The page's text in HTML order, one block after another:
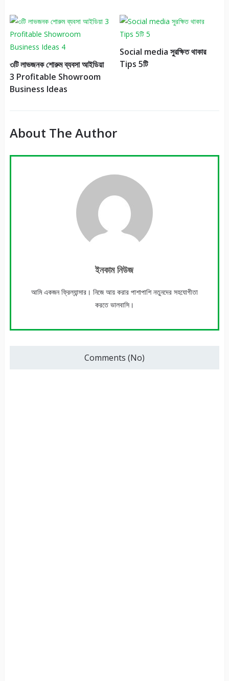
৩টি লাভজনক শোরুম ব্যবসা আইডিয়া
3 Profitable Showroom
Business Ideas
Social media সুরক্ষিত থাকার
Tips 5টি
About The Author
ইনকাম নিউজ
আমি একজন ফ্রিল্যান্সার। নিজে আয় করার পাশাপাশি নতুনদের সহযোগীতা
করতে ভালবাসি।
Comments (No)